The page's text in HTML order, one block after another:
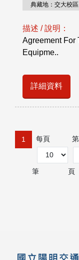
典藏地：交大校區
描述 / 說明：
Agreement For
Equipme..
詳細資料
1 每頁
筆
第
頁